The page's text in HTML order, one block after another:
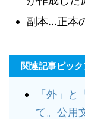
副本…正本
関連記事ピック
「外」
て。公用